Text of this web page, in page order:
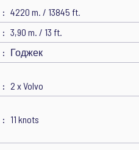
4220 m. / 13845 ft.
3,90 m. / 13 ft.
Годжек
2 x Volvo
11 knots